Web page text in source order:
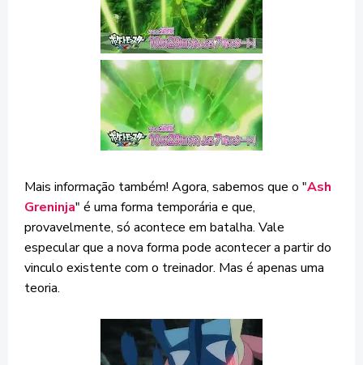
Mais informação também! Agora, sabemos que o "Ash
Greninja" é uma forma temporária e que,
provavelmente, só acontece em batalha. Vale
especular que a nova forma pode acontecer a partir do
vinculo existente com o treinador. Mas é apenas uma
teoria.